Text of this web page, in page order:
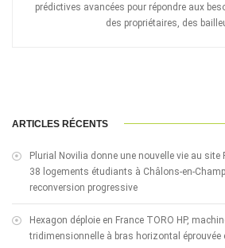
prédictives avancées pour répondre aux
des propriétaires, des
ARTICLES RÉCENTS
Plurial Novilia donne une nouvelle vie au site
38 logements étudiants à Châlons-en-
reconversion progressive
Hexagon déploie en France TORO HP,
tridimensionnelle à bras horizontal éprouvée